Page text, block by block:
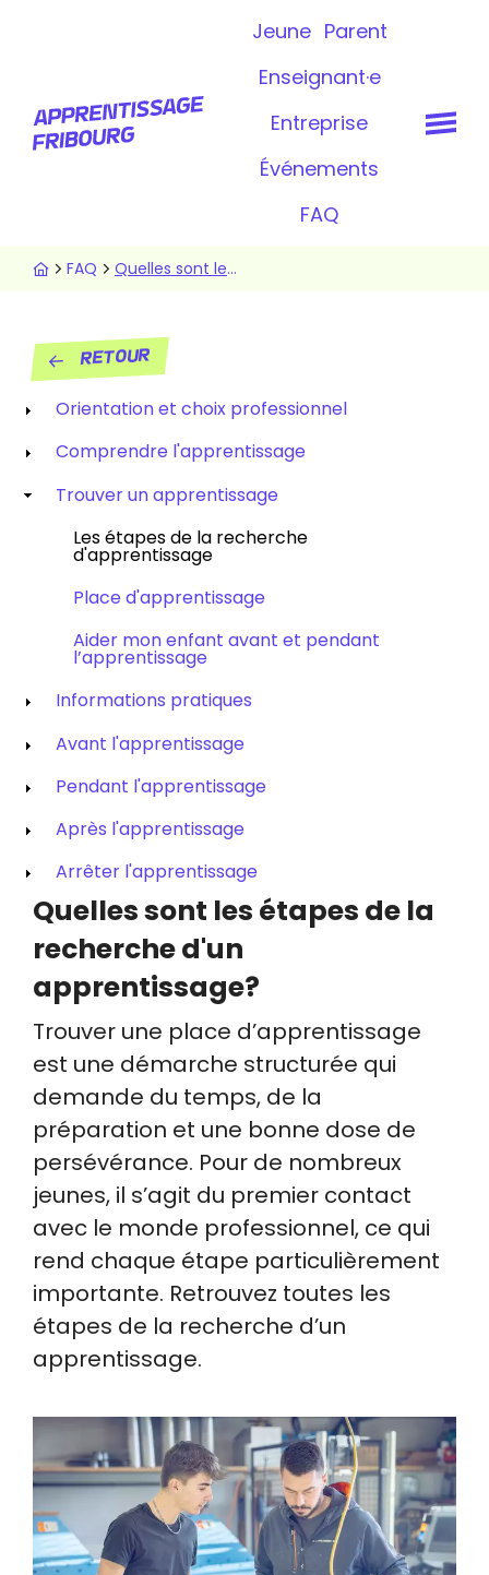
TopbarJeune Parent
Enseignant·e
Entreprise
Événements
FAQ
Fil
FAQ Quelles sont les étapes de la recherche d'un apprentissage?
Retour
MenuOrientation et choix professionnel
Comprendre l'apprentissage
Trouver un apprentissage
Les étapes de la recherche
d'apprentissage
Place d'apprentissage
Aider mon enfant avant et pendant
l’apprentissage
Informations pratiques
Avant l'apprentissage
Pendant l'apprentissage
Après l'apprentissage
Arrêter l'apprentissage
Quelles sont les étapes de la
recherche d'un
apprentissage?
Trouver une place d’apprentissage
est une démarche structurée qui
demande du temps, de la
préparation et une bonne dose de
persévérance. Pour de nombreux
jeunes, il s’agit du premier contact
avec le monde professionnel, ce qui
rend chaque étape particulièrement
importante. Retrouvez toutes les
étapes de la recherche d’un
apprentissage.
Image